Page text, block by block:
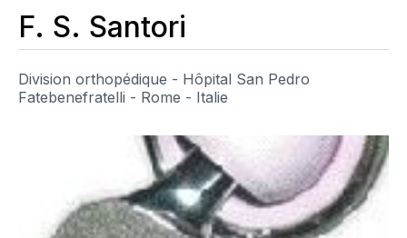
F. S. Santori
Division orthopédique - Hôpital San Pedro
Fatebenefratelli - Rome - Italie